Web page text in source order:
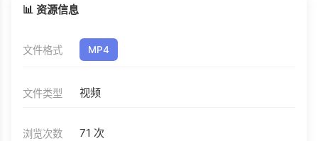
📊 资源信息
文件格式 MP4
文件类型 视频
浏览次数 71 次